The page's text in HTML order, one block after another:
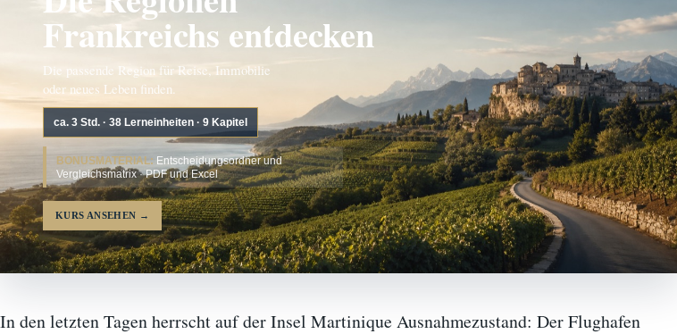
Frankreichs entdecken
Die passende Region für Reise, Immobilie
oder neues Leben finden.
ca. 3 Std. · 38 Lerneinheiten · 9 Kapitel
BONUSMATERIAL: Entscheidungsordner und
Vergleichsmatrix · PDF und Excel
KURS ANSEHEN →
In den letzten Tagen herrscht auf der Insel Martinique Ausnahmezustand: Der Flughafen